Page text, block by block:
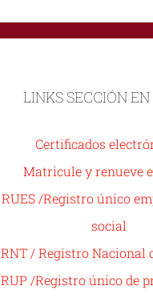
LINKS SECCIÓN
Certificados
Matricule y renueve
RUES /Registro único
social
RNT / Registro Nacional
RUP /Registro único de